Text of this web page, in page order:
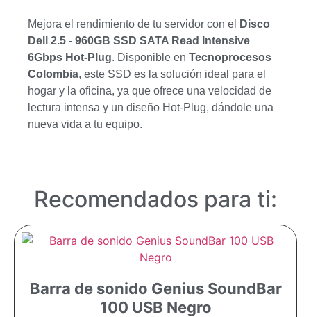
Mejora el rendimiento de tu servidor con el
Disco
Dell 2.5 - 960GB SSD SATA Read Intensive
6Gbps Hot-Plug. Disponible en Tecnoprocesos
Colombia, este SSD es la solución ideal para el
hogar y la oficina, ya que ofrece una velocidad de
lectura intensa y un diseño Hot-Plug, dándole una
nueva vida a tu equipo.
Recomendados para ti:
Barra de sonido Genius SoundBar
100 USB Negro